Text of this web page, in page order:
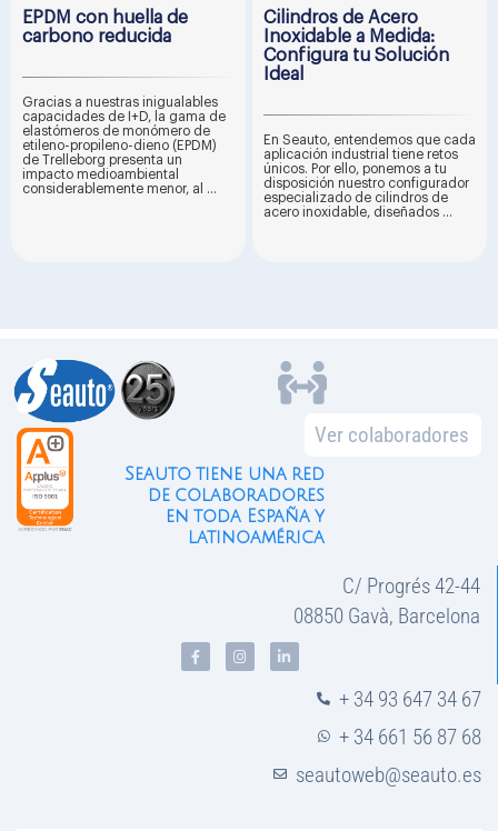
EPDM con huella de
carbono reducida
Gracias a nuestras inigualables
capacidades de I+D, la gama de
elastómeros de monómero de
etileno-propileno-dieno (EPDM)
de Trelleborg presenta un
impacto medioambiental
considerablemente menor, al ...
Cilindros de Acero
Inoxidable a Medida:
Configura tu Solución
Ideal
En Seauto, entendemos que cada
aplicación industrial tiene retos
únicos. Por ello, ponemos a tu
disposición nuestro configurador
especializado de cilindros de
acero inoxidable, diseñados ...
Ver colaboradores
Seauto tiene una red
de colaboradores
en toda España y
latinoamérica
C/ Progrés 42-44
08850 Gavà, Barcelona
+ 34 93 647 34 67
+ 34 661 56 87 68
seautoweb@seauto.es